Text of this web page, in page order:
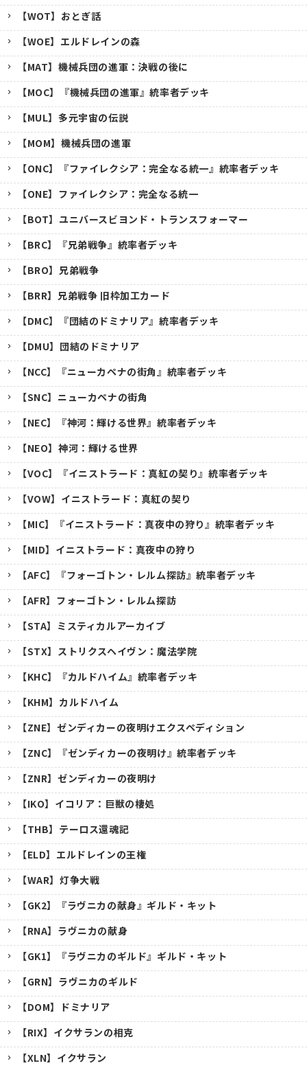
【WOT】おとぎ話
【WOE】エルドレインの森
【MAT】機械兵団の進軍：決戦の後に
【MOC】『機械兵団の進軍』統率者デッキ
【MUL】多元宇宙の伝説
【MOM】機械兵団の進軍
【ONC】『ファイレクシア：完全なる統一』統率者デッキ
【ONE】ファイレクシア：完全なる統一
【BOT】ユニバースビヨンド・トランスフォーマー
【BRC】『兄弟戦争』統率者デッキ
【BRO】兄弟戦争
【BRR】兄弟戦争 旧枠加工カード
【DMC】『団結のドミナリア』統率者デッキ
【DMU】団結のドミナリア
【NCC】『ニューカペナの街角』統率者デッキ
【SNC】ニューカペナの街角
【NEC】『神河：輝ける世界』統率者デッキ
【NEO】神河：輝ける世界
【VOC】『イニストラード：真紅の契り』統率者デッキ
【VOW】イニストラード：真紅の契り
【MIC】『イニストラード：真夜中の狩り』統率者デッキ
【MID】イニストラード：真夜中の狩り
【AFC】『フォーゴトン・レルム探訪』統率者デッキ
【AFR】フォーゴトン・レルム探訪
【STA】ミスティカルアーカイブ
【STX】ストリクスヘイヴン：魔法学院
【KHC】『カルドハイム』統率者デッキ
【KHM】カルドハイム
【ZNE】ゼンディカーの夜明けエクスペディション
【ZNC】『ゼンディカーの夜明け』統率者デッキ
【ZNR】ゼンディカーの夜明け
【IKO】イコリア：巨獣の棲処
【THB】テーロス還魂記
【ELD】エルドレインの王権
【WAR】灯争大戦
【GK2】『ラヴニカの献身』ギルド・キット
【RNA】ラヴニカの献身
【GK1】『ラヴニカのギルド』ギルド・キット
【GRN】ラヴニカのギルド
【DOM】ドミナリア
【RIX】イクサランの相克
【XLN】イクサラン